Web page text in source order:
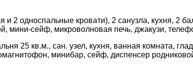
2 односпальные кровати), 2 санузла, кухня, 2
мини-сейф, микроволновая печь, джакузи,
25 кв.м., сан. узел, кухня, ванная комната,
минибар, сейф, диспенсер